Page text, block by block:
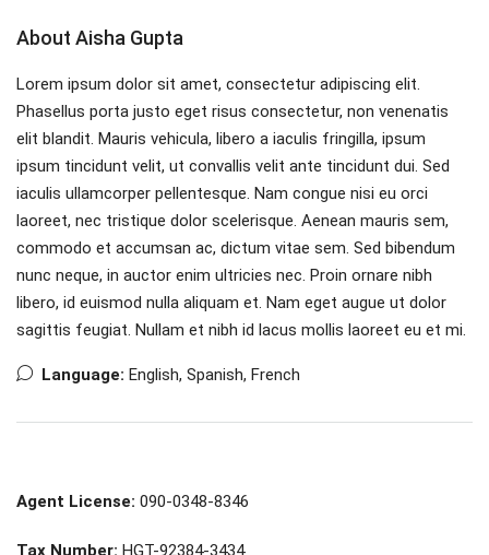
About Aisha Gupta
Lorem ipsum dolor sit amet, consectetur adipiscing elit.
Phasellus porta justo eget risus consectetur, non venenatis
elit blandit. Mauris vehicula, libero a iaculis fringilla, ipsum
ipsum tincidunt velit, ut convallis velit ante tincidunt dui. Sed
iaculis ullamcorper pellentesque. Nam congue nisi eu orci
laoreet, nec tristique dolor scelerisque. Aenean mauris sem,
commodo et accumsan ac, dictum vitae sem. Sed bibendum
nunc neque, in auctor enim ultricies nec. Proin ornare nibh
libero, id euismod nulla aliquam et. Nam eget augue ut dolor
sagittis feugiat. Nullam et nibh id lacus mollis laoreet eu et mi.
Language: English, Spanish, French
Agent License: 090-0348-8346
Tax Number: HGT-92384-3434